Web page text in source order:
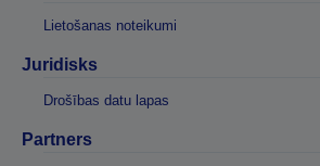
Lietošanas noteikumi
Juridisks
Drošības datu lapas
Partners